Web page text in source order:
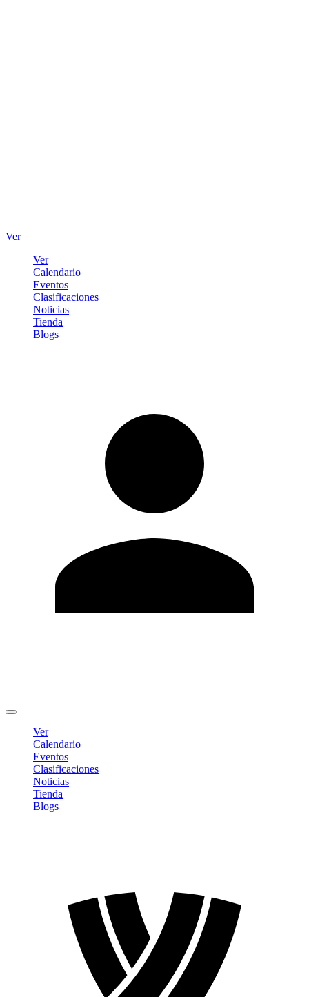
Ver
Ver
Calendario
Eventos
Clasificaciones
Noticias
Tienda
Blogs
Ver
Calendario
Eventos
Clasificaciones
Noticias
Tienda
Blogs